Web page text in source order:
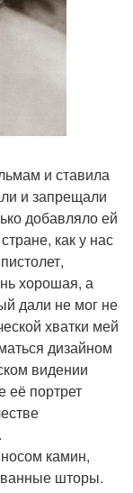
и ставила
и запрещали
добавляло ей
как у нас
хорошая, а
дали не мог не
хватки мей
дизайном
видении
её портрет
камин,
шторы.